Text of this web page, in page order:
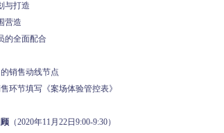
与打造
营造
的全面配合
销售动线节点
环节填写《案场体验管控表》
（2020年11月22日9:00-9:30）